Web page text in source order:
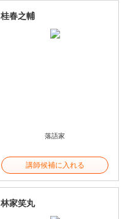
桂春之輔
落語家
講師候補に入れる
林家笑丸